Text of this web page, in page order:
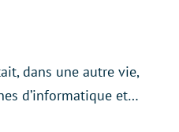
dans une autre vie,
d’informatique et…